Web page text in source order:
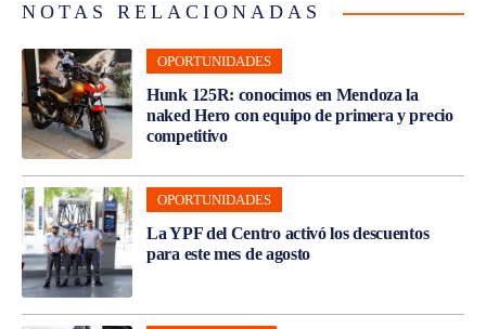
NOTAS RELACIONADAS
OPORTUNIDADES
Hunk 125R: conocimos en Mendoza la
naked Hero con equipo de primera y precio
competitivo
OPORTUNIDADES
La YPF del Centro activó los descuentos
para este mes de agosto